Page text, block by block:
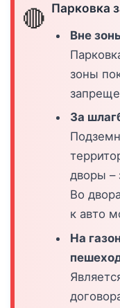
🔴 Парковка
Вне
зоны
За
дворы –
Во
к авто
На